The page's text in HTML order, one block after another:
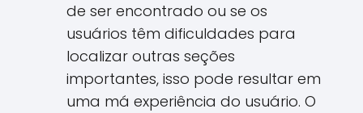
de ser encontrado ou se os
usuários têm dificuldades para
localizar outras seções
importantes, isso pode resultar em
uma má experiência do usuário. O